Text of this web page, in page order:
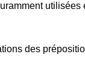
des